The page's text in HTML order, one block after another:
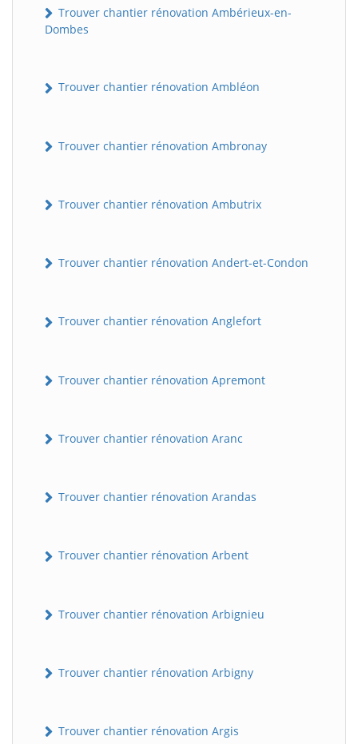
Trouver chantier rénovation Ambérieux-en-
Dombes
Trouver chantier rénovation Ambléon
Trouver chantier rénovation Ambronay
Trouver chantier rénovation Ambutrix
Trouver chantier rénovation Andert-et-Condon
Trouver chantier rénovation Anglefort
Trouver chantier rénovation Apremont
Trouver chantier rénovation Aranc
Trouver chantier rénovation Arandas
Trouver chantier rénovation Arbent
Trouver chantier rénovation Arbignieu
Trouver chantier rénovation Arbigny
Trouver chantier rénovation Argis